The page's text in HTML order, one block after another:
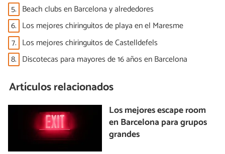
5. Beach clubs en Barcelona y alrededores
6. Los mejores chiringuitos de playa en el Maresme
7. Los mejores chiringuitos de Castelldefels
8. Discotecas para mayores de 16 años en Barcelona
Artículos relacionados
Los mejores escape room
en Barcelona para grupos
grandes